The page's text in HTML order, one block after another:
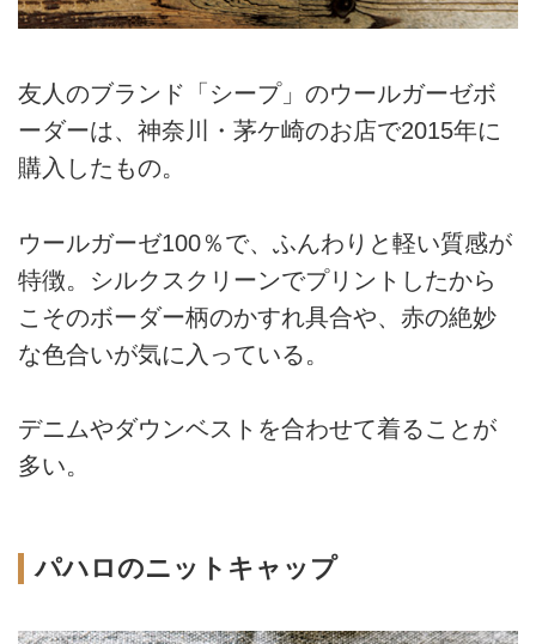
友人のブランド「シープ」のウールガーゼボ
ーダーは、神奈川・茅ケ崎のお店で2015年に
購入したもの。
ウールガーゼ100％で、ふんわりと軽い質感が
特徴。シルクスクリーンでプリントしたから
こそのボーダー柄のかすれ具合や、赤の絶妙
な色合いが気に入っている。
デニムやダウンベストを合わせて着ることが
多い。
パハロのニットキャップ